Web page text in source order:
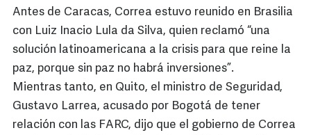
Antes de Caracas, Correa estuvo reunido en Brasilia
con Luiz Inacio Lula da Silva, quien reclamó “una
solución latinoamericana a la crisis para que reine la
paz, porque sin paz no habrá inversiones”.
Mientras tanto, en Quito, el ministro de Seguridad,
Gustavo Larrea, acusado por Bogotá de tener
relación con las FARC, dijo que el gobierno de Correa